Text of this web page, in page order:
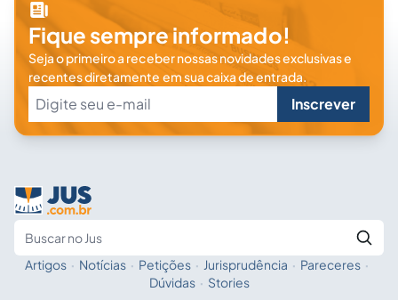
Fique sempre informado!
Seja o primeiro a receber nossas novidades exclusivas e
recentes diretamente em sua caixa de entrada.
Inscrever
Fale com a IA
Artigos · Notícias · Petições · Jurisprudência · Pareceres ·
Dúvidas · Stories